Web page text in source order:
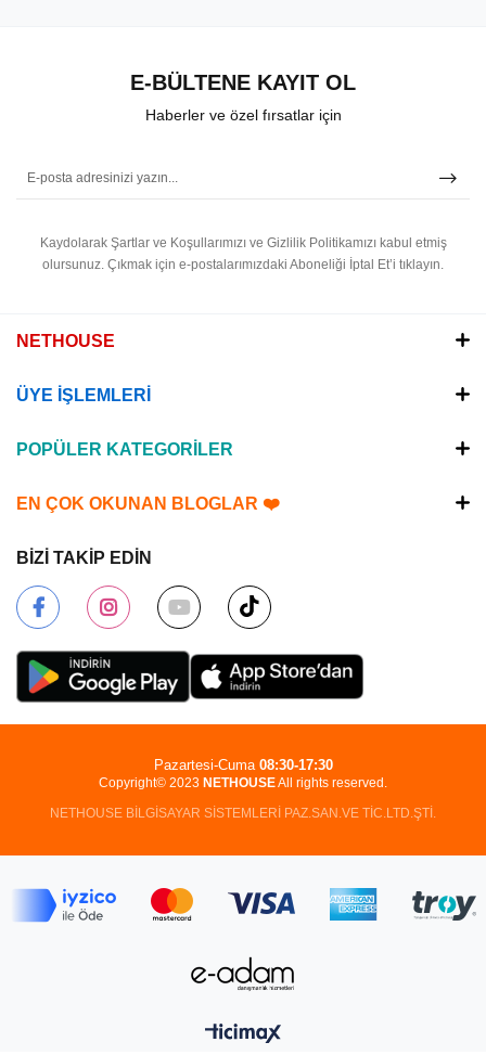
E-BÜLTENE KAYIT OL
Haberler ve özel fırsatlar için
Kaydolarak Şartlar ve Koşullarımızı ve Gizlilik Politikamızı kabul etmiş
olursunuz. Çıkmak için e-postalarımızdaki Aboneliği İptal Et’i tıklayın.
NETHOUSE
ÜYE İŞLEMLERİ
POPÜLER KATEGORİLER
EN ÇOK OKUNAN BLOGLAR ❤️
BİZİ TAKİP EDİN
Copyright© 2023 NETHOUSEAll rights reserved.
NETHOUSE BİLGİSAYAR SİSTEMLERİ PAZ.SAN.VE TİC.LTD.ŞTİ.
Pazartesi-Cuma 08:30-17:30